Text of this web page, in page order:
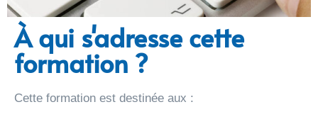
À qui s'adresse cette
formation ?
Cette formation est destinée aux :